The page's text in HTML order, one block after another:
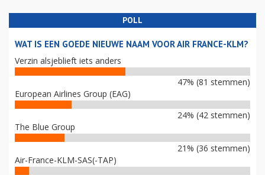
POLL
WAT IS EEN GOEDE NIEUWE NAAM VOOR AIR FRANCE-KLM?
Verzin alsjeblieft iets anders
47% (81 stemmen)
European Airlines Group (EAG)
24% (42 stemmen)
The Blue Group
21% (36 stemmen)
Air-France-KLM-SAS(-TAP)